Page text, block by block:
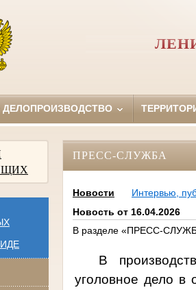
ДЕЛОПРОИЗВОДСТВО
ПРЕСС-СЛУЖБА
Новости Интервью,
Новость от 16.04.2026
В разделе «ПРЕСС-
В
уголовное дело в